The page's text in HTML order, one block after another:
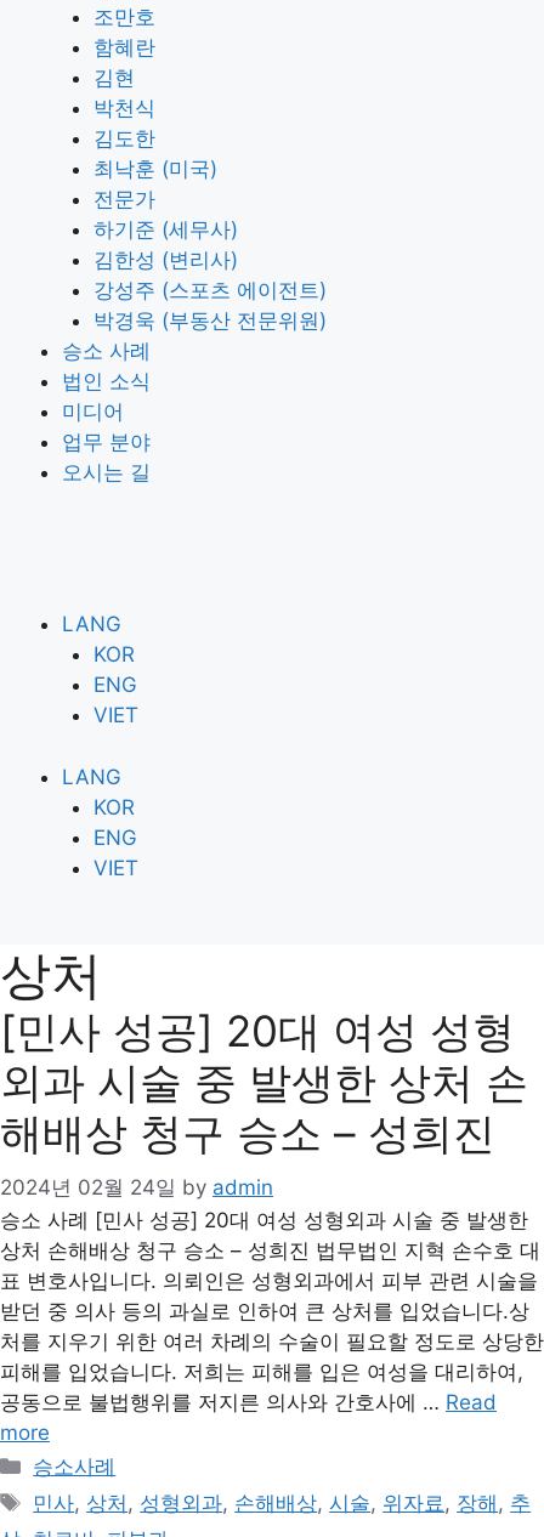
조만호
함혜란
김현
박천식
김도한
최낙훈 (미국)
전문가
하기준 (세무사)
김한성 (변리사)
강성주 (스포츠 에이전트)
박경욱 (부동산 전문위원)
승소 사례
법인 소식
미디어
업무 분야
오시는 길
LANG
KOR
ENG
VIET
LANG
KOR
ENG
VIET
상처
[민사 성공] 20대 여성 성형
외과 시술 중 발생한 상처 손
해배상 청구 승소 – 성희진
2024년 02월 24일 by admin
승소 사례 [민사 성공] 20대 여성 성형외과 시술 중 발생한
상처 손해배상 청구 승소 – 성희진 법무법인 지혁 손수호 대
표 변호사입니다. 의뢰인은 성형외과에서 피부 관련 시술을
받던 중 의사 등의 과실로 인하여 큰 상처를 입었습니다.상
처를 지우기 위한 여러 차례의 수술이 필요할 정도로 상당한
피해를 입었습니다. 저희는 피해를 입은 여성을 대리하여,
공동으로 불법행위를 저지른 의사와 간호사에 … Read
more
승소사례
민사, 상처 , 성형외과, 손해배상,시술, 위자료 , 장해 , 추